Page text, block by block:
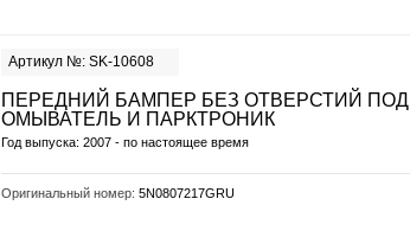
Артикул №: SK-10608
ПЕРЕДНИЙ БАМПЕР БЕЗ ОТВЕРСТИЙ ПОД
ОМЫВАТЕЛЬ И ПАРКТРОНИК
Год выпуска: 2007 - по настоящее время
Оригинальный номер: 5N0807217GRU